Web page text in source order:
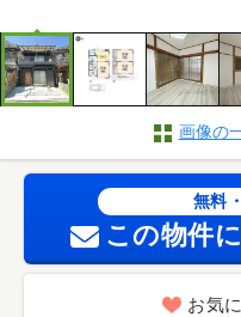
画像の
無料
この物件
お気